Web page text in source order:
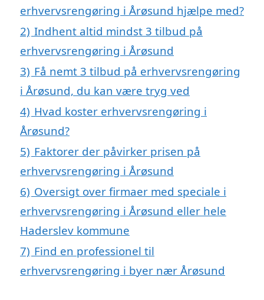
erhvervsrengøring i Årøsund hjælpe med?
2) Indhent altid mindst 3 tilbud på
erhvervsrengøring i Årøsund
3) Få nemt 3 tilbud på erhvervsrengøring
i Årøsund, du kan være tryg ved
4) Hvad koster erhvervsrengøring i
Årøsund?
5) Faktorer der påvirker prisen på
erhvervsrengøring i Årøsund
6) Oversigt over firmaer med speciale i
erhvervsrengøring i Årøsund eller hele
Haderslev kommune
7) Find en professionel til
erhvervsrengøring i byer nær Årøsund